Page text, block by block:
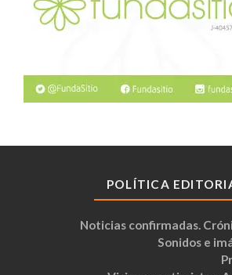
POLÍTICA
Noticias confirmadas.
Sonidos e